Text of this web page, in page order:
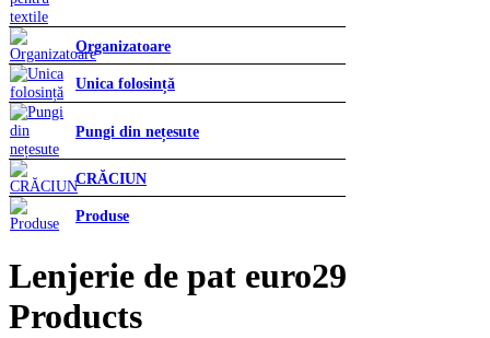
Organizatoare
Unica folosință
Pungi din nețesute
CRĂCIUN
Produse
Lenjerie de pat euro29
Products